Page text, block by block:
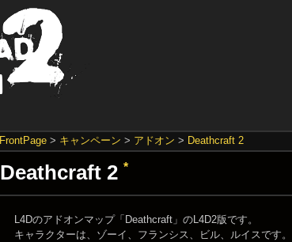
FrontPage> キャンペーン > アドオン > Deathcraft 2
Deathcraft 2*
L4Dのアドオンマップ「Deathcraft」のL4D2版です。
キャラクターは、ゾーイ、フランシス、ビル、ルイスです。